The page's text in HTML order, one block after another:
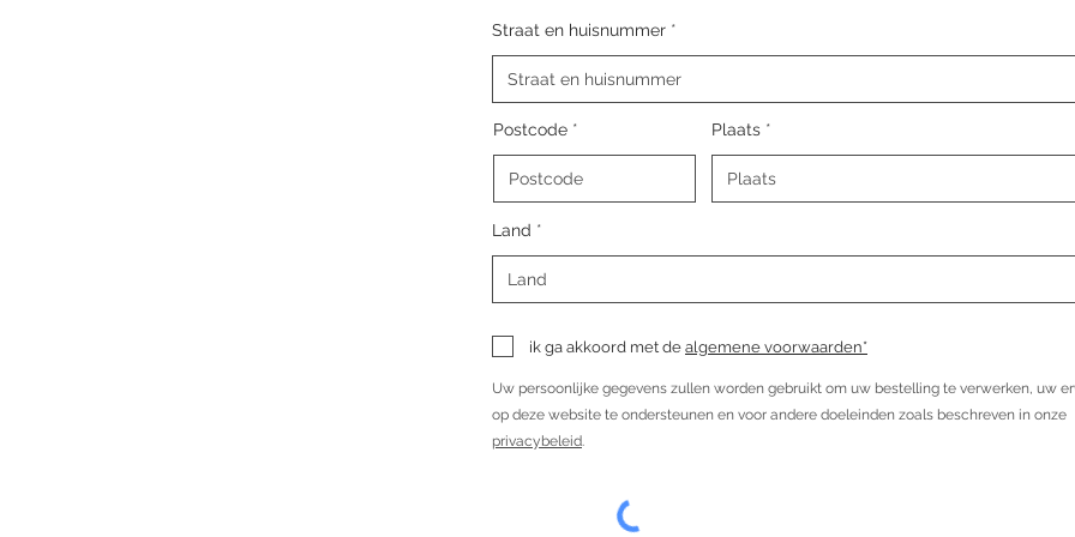
Straat en huisnummer
Postcode Plaats
Land
ik ga akkoord met de algemene voorwaarden*
Uw persoonlijke gegevens zullen worden gebruikt om uw bestelling te verwerken, uw
op deze website te ondersteunen en voor andere doeleinden zoals beschreven in onze
privacybeleid.